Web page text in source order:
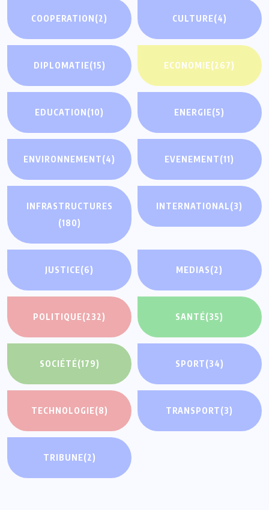
COOPERATION(2) CULTURE(4)
DIPLOMATIE(15) ECONOMIE(267)
EDUCATION(10) ENERGIE(5)
ENVIRONNEMENT(4) EVENEMENT(11)
INFRASTRUCTURES
(180)
INTERNATIONAL(3)
JUSTICE(6) MEDIAS(2)
POLITIQUE(232) SANTÉ(35)
SOCIÉTÉ(179) SPORT(34)
TECHNOLOGIE(8) TRANSPORT(3)
TRIBUNE(2)